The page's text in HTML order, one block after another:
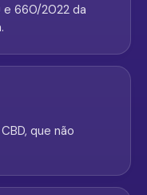
e 660/2022 da
que não